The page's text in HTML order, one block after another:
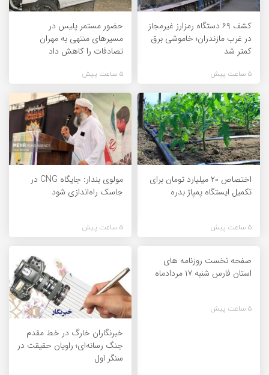
کشف ۶۹ دستگاه رمزارز غیرمجاز
در غرب مازندران؛ خاموشی برق
کمتر شد
5 ساعت پیش
حضور مستمر پلیس در
مسیرهای منتهی به مهران
تصادفات را کاهش داد
5 ساعت پیش
اختصاص ۲۰ میلیارد تومان برای
تکمیل ایستگاه پمپاژ بدره
5 ساعت پیش
مولوی بندار: جایگاه CNG در
جاسک راه‌اندازی شود
5 ساعت پیش
صفحه نخست روزنامه های
استان فارس شنبه ۱۷ مردادماه
5 ساعت پیش
خبرنگاران خارگ در خط مقدم
جنگ رسانه‌ای؛ راویان حقیقت در
سنگر اول